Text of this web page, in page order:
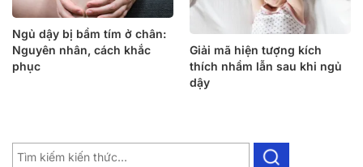
Ngủ dậy bị bầm tím ở chân:
Nguyên nhân, cách khắc
phục
Giải mã hiện tượng kích
thích nhầm lẫn sau khi ngủ
dậy